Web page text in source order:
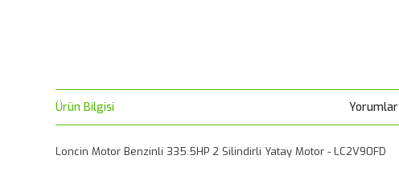
Ürün Bilgisi Yorumlar
Loncin Motor Benzinli 335.5HP 2 Silindirli Yatay Motor - LC2V90FD